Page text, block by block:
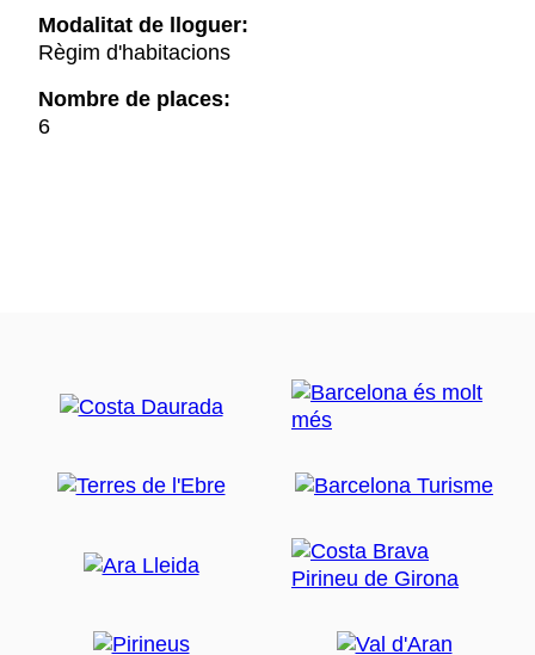
Modalitat de lloguer:
Règim d'habitacions
Nombre de places:
6